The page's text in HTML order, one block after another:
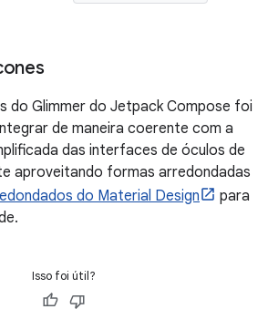
do Glimmer do Jetpack Compose foi
de maneira coerente com a
das interfaces de óculos de
aproveitando formas arredondadas
do Material Design
para
Isso foi útil?